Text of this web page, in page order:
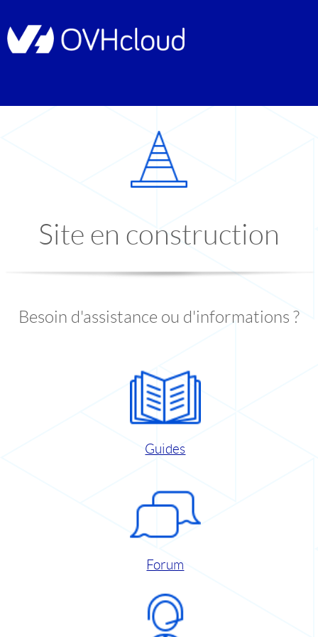
Site en construction
Besoin d'assistance ou d'informations ?
Guides
Forum